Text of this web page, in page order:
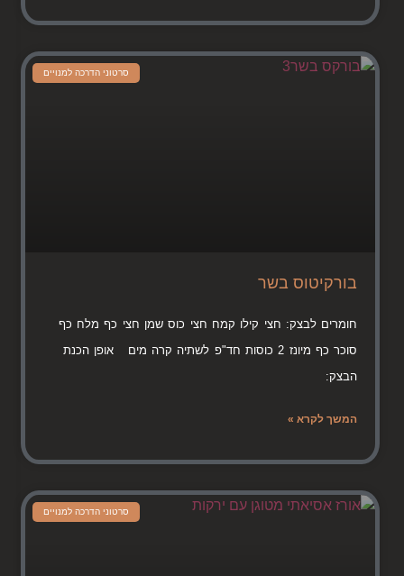
סרטוני הדרכה למנויים
בורקיטוס בשר
חומרים לבצק: חצי קילו קמח חצי כוס שמן חצי כף מלח כף
סוכר כף מיונז 2 כוסות חד"פ לשתיה קרה מים אופן הכנת
הבצק:
המשך לקרא »
סרטוני הדרכה למנויים